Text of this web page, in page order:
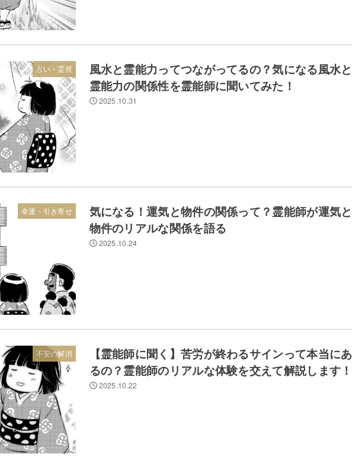
占い・霊視
風水と霊能力ってつながってるの？気になる風水と
霊能力の関係性を霊能師に聞いてみた！
2025.10.31
幸運・引き寄せ
気になる！運気と物件の関係って？霊能師が運気と
物件のリアルな関係を語る
2025.10.24
不安の解消
【霊能師に聞く】苦労が終わるサインって本当にあ
るの？霊能師のリアルな体験を交えて解説します！
2025.10.22